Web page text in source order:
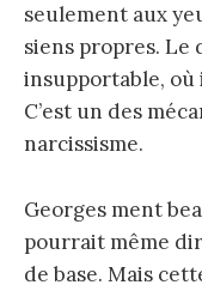
seulement aux
siens propres. Le
insupportable, où
C’est un des
narcissisme.
Georges ment
pourrait même
de base. Mais